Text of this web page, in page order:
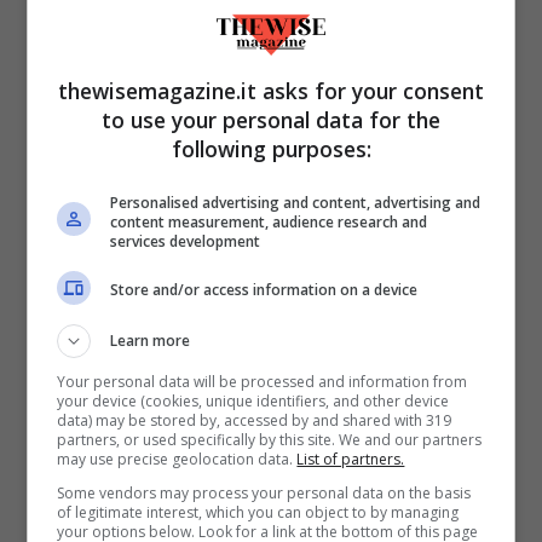
moderata, tra l’ex primo ministro Valls e il
meno moderato Hamon l’ha spuntata
quest’ultimo, considerato ribelle dal suo
stesso partito, il quale si è presentato alle
elezioni con un programma che l’ha fatto
ribattezzare «il Bernie Sanders Francese»
dai commentatori internazionali:
nell’elenco di azioni promesse troviamo la
liberalizzazione della cannabis, la
tassazione del lavoro prodotto da
macchinari automatici, un assegno
mensile di 600€ ai disoccupati e la
conversione della produzione energetica
thewisemagazine.it asks for your consent
to use your personal data for the
following purposes:
Personalised advertising and content, advertising and
content measurement, audience research and
services development
Store and/or access information on a device
Learn more
Your personal data will be processed and information from
your device (cookies, unique identifiers, and other device
data) may be stored by, accessed by and shared with 319
partners, or used specifically by this site. We and our partners
may use precise geolocation data. List of partners.
Some vendors may process your personal data on the basis
of legitimate interest, which you can object to by managing
your options below. Look for a link at the bottom of this page